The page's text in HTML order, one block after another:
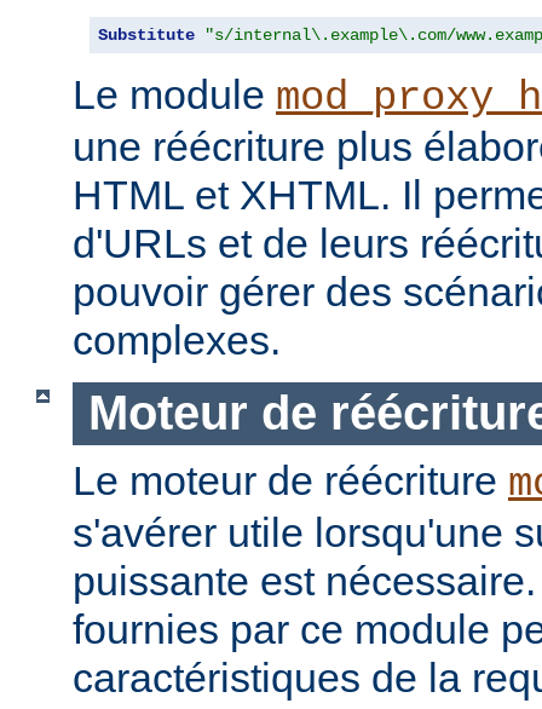
Substitute "s/internal\.example\.com/
Le module
une réécriture plus
HTML et XHTML. Il
d'URLs et de leurs
pouvoir gérer des
complexes.
Moteur de
Le moteur de réécriture
s'avérer utile lorsqu'une
puissante est
fournies par ce module
caractéristiques de la